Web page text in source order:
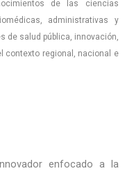
de las ciencias
administrativas y
de salud pública, innovación,
contexto regional, nacional e
enfocado a la